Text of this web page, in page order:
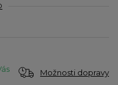
Možnosti dopravy